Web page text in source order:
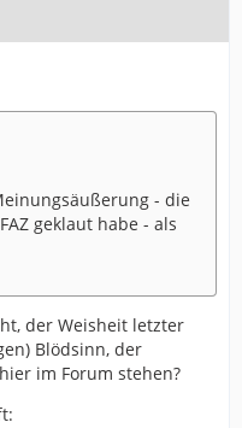
- die
geklaut habe - als
der Weisheit letzter
Blödsinn, der
im Forum stehen?